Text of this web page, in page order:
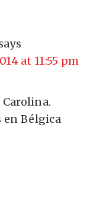
at 11:55 pm
en Bélgica